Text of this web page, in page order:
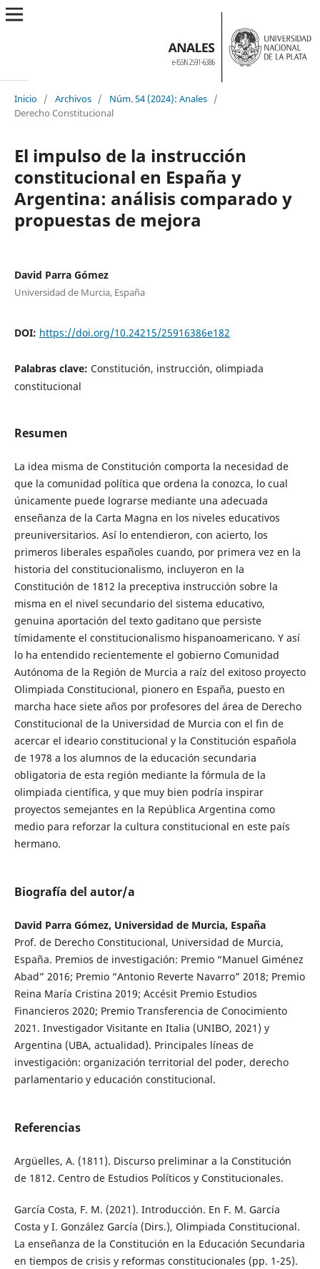
Inicio / Archivos / Núm. 54 (2024): Anales /
Derecho Constitucional
El impulso de la instrucción
constitucional en España y
Argentina: análisis comparado y
propuestas de mejora
David Parra Gómez
Universidad de Murcia, España
DOI: https://doi.org/10.24215/25916386e182
Palabras clave: Constitución, instrucción, olimpiada
constitucional
Resumen
La idea misma de Constitución comporta la necesidad de
que la comunidad política que ordena la conozca, lo cual
únicamente puede lograrse mediante una adecuada
enseñanza de la Carta Magna en los niveles educativos
preuniversitarios. Así lo entendieron, con acierto, los
primeros liberales españoles cuando, por primera vez en la
historia del constitucionalismo, incluyeron en la
Constitución de 1812 la preceptiva instrucción sobre la
misma en el nivel secundario del sistema educativo,
genuina aportación del texto gaditano que persiste
tímidamente el constitucionalismo hispanoamericano. Y así
lo ha entendido recientemente el gobierno Comunidad
Autónoma de la Región de Murcia a raíz del exitoso proyecto
Olimpiada Constitucional, pionero en España, puesto en
marcha hace siete años por profesores del área de Derecho
Constitucional de la Universidad de Murcia con el fin de
acercar el ideario constitucional y la Constitución española
de 1978 a los alumnos de la educación secundaria
obligatoria de esta región mediante la fórmula de la
olimpiada científica, y que muy bien podría inspirar
proyectos semejantes en la República Argentina como
medio para reforzar la cultura constitucional en este país
hermano.
Biografía del autor/a
David Parra Gómez, Universidad de Murcia, España
Prof. de Derecho Constitucional, Universidad de Murcia,
España. Premios de investigación: Premio “Manuel Giménez
Abad” 2016; Premio “Antonio Reverte Navarro” 2018; Premio
Reina María Cristina 2019; Accésit Premio Estudios
Financieros 2020; Premio Transferencia de Conocimiento
2021. Investigador Visitante en Italia (UNIBO, 2021) y
Argentina (UBA, actualidad). Principales líneas de
investigación: organización territorial del poder, derecho
parlamentario y educación constitucional.
Referencias
Argüelles, A. (1811). Discurso preliminar a la Constitución
de 1812. Centro de Estudios Políticos y Constitucionales.
García Costa, F. M. (2021). Introducción. En F. M. García
Costa y I. González García (Dirs.), Olimpiada Constitucional.
La enseñanza de la Constitución en la Educación Secundaria
en tiempos de crisis y reformas constitucionales (pp. 1-25).